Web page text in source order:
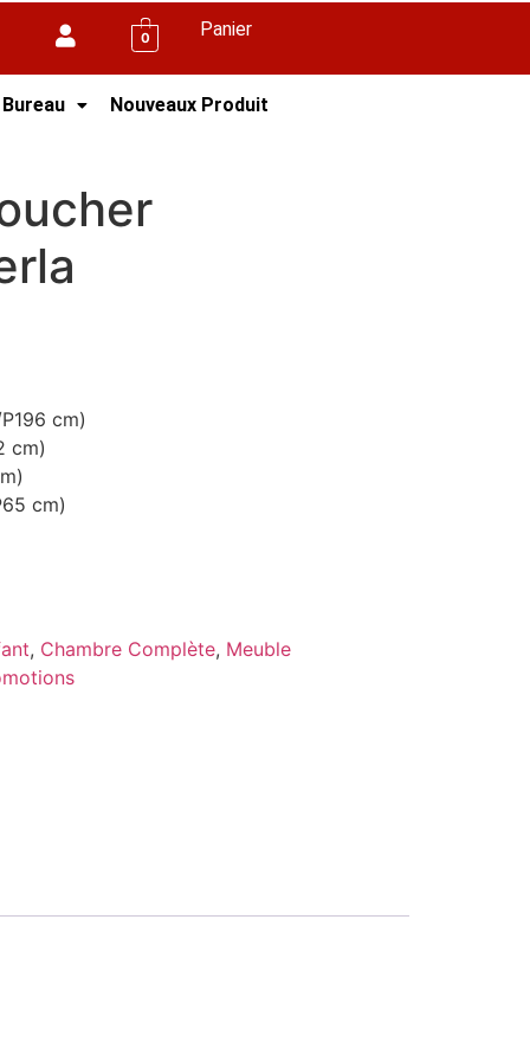
0 Panier
Nouveaux Produit
cm)
cm)
cm)
, Chambre Complète, Meuble